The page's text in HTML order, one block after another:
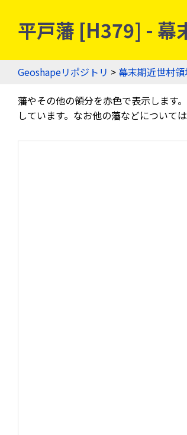
平戸藩 [H379] - 幕
Geoshapeリポジトリ > 幕末期近世村
藩やその他の領分を赤色で表示します。
しています。なお他の藩などについては